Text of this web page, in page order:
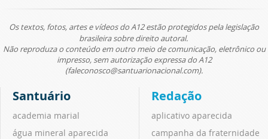
Os textos, fotos, artes e vídeos do A12 estão protegidos pela legislação
brasileira sobre direito autoral.
Não reproduza o conteúdo em outro meio de comunicação, eletrônico ou
impresso, sem autorização expressa do A12
(faleconosco@santuarionacional.com).
Santuário
academia marial
água mineral aparecida
Redação
aplicativo aparecida
campanha da fraternidade